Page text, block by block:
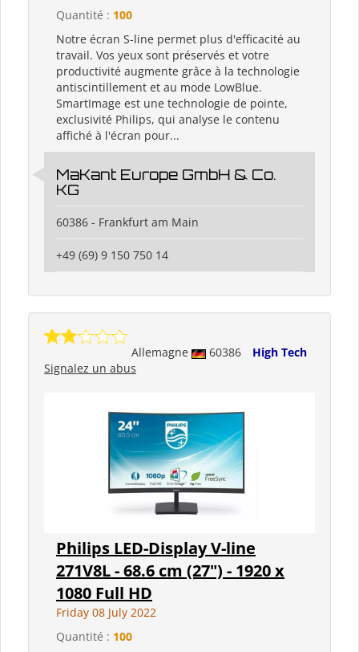
Quantité : 100
Notre écran S-line permet plus d'efficacité au
travail. Vos yeux sont préservés et votre
productivité augmente grâce à la technologie
antiscintillement et au mode LowBlue.
SmartImage est une technologie de pointe,
exclusivité Philips, qui analyse le contenu
affiché à l'écran pour...
MaKant Europe GmbH & Co.
KG
60386 - Frankfurt am Main
+49 (69) 9 150 750 14
Allemagne 60386
High Tech
Signalez un abus
Philips LED-Display V-line
271V8L - 68.6 cm (27") - 1920 x
1080 Full HD
Friday 08 July 2022
Quantité : 100